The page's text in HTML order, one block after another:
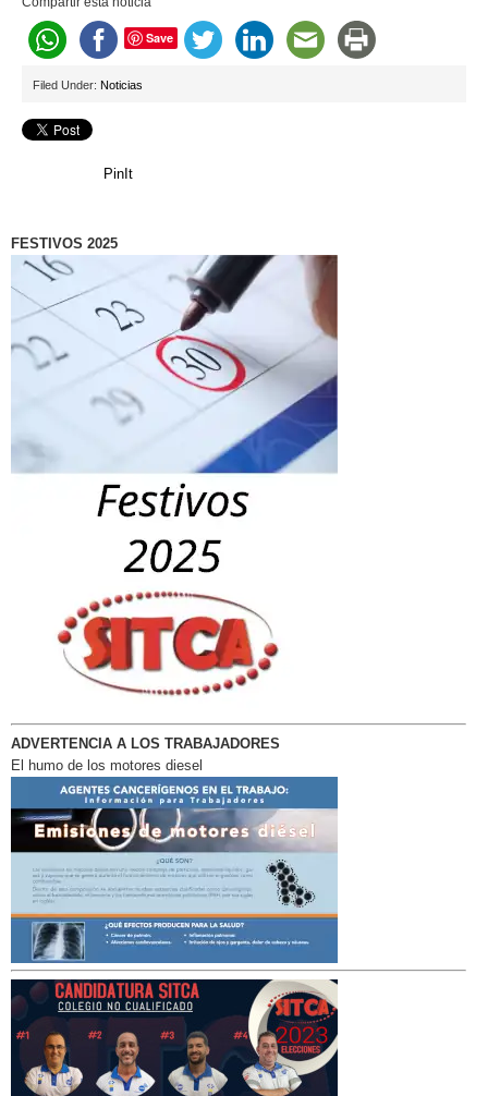
Save
Filed Under: Noticias
PinIt
FESTIVOS 2025
ADVERTENCIA A LOS TRABAJADORES
El humo de los motores diesel